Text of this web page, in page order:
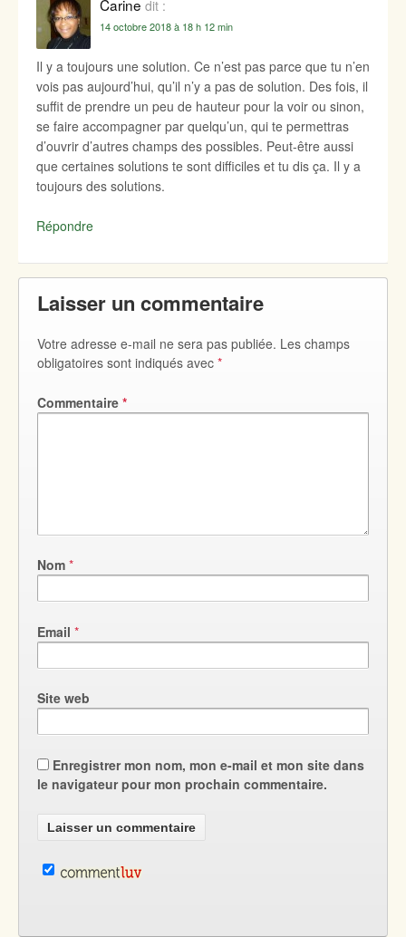
Carine dit :
14 octobre 2018 à 18 h 12 min
Il y a toujours une solution. Ce n’est pas parce que tu n’en
vois pas aujourd’hui, qu’il n’y a pas de solution. Des fois, il
suffit de prendre un peu de hauteur pour la voir ou sinon,
se faire accompagner par quelqu’un, qui te permettras
d’ouvrir d’autres champs des possibles. Peut-être aussi
que certaines solutions te sont difficiles et tu dis ça. Il y a
toujours des solutions.
Répondre
Laisser un commentaire
Votre adresse e-mail ne sera pas publiée. Les champs
obligatoires sont indiqués avec *
Commentaire *
Nom *
Email *
Site web
Enregistrer mon nom, mon e-mail et mon site dans
le navigateur pour mon prochain commentaire.